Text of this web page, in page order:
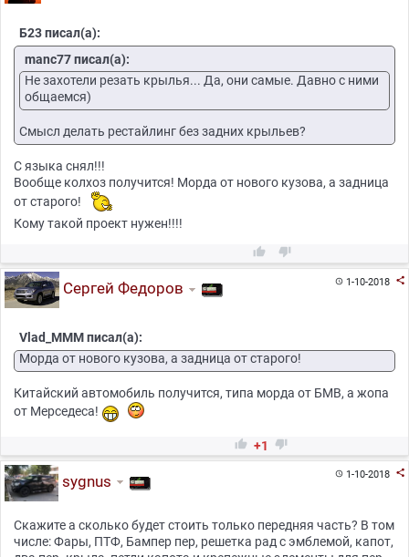
Б23 писал(а):
manc77 писал(а):
Не захотели резать крылья... Да, они самые. Давно с ними
общаемся)
Смысл делать рестайлинг без задних крыльев?
С языка снял!!!
Вообще колхоз получится! Морда от нового кузова, а задница
от старого!
Кому такой проект нужен!!!!
 
1-10-2018 
Сергей Федоров
Vlad_MMM писал(а):
Морда от нового кузова, а задница от старого!
Китайский автомобиль получится, типа морда от БМВ, а жопа
от Мерседеса!
 +1 
1-10-2018 
sygnus
Скажите а сколько будет стоить только передняя часть? В том
числе: Фары, ПТФ, Бампер пер, решетка рад с эмблемой, капот,